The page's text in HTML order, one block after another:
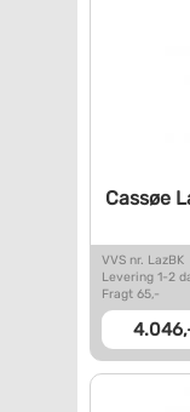
Cassøe
VVS nr. LazBK
Levering 1-2
Fragt 65,-